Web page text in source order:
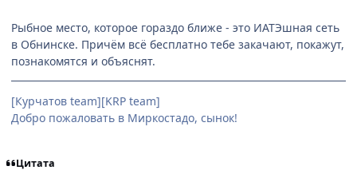
Рыбное место, которое гораздо ближе - это ИАТЭшная сеть
в Обнинске. Причём всё бесплатно тебе закачают, покажут,
познакомятся и объяснят.
[Курчатов team][KRP team]
Добро пожаловать в Миркостадо, сынок!
Цитата